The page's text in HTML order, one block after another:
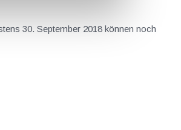
30. September 2018 können noch